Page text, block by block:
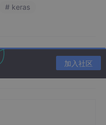
# keras
加入社区